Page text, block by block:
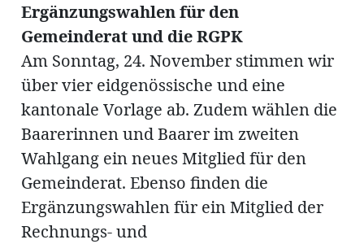
E-
Paper
Amtliche
Mitteilungen
Baustellen
Ergänzungswahlen für den
Gemeinderat und die RGPK
Am Sonntag, 24. November stimmen wir
über vier eidgenössische und eine
kantonale Vorlage ab. Zudem wählen die
Baarerinnen und Baarer im zweiten
Wahlgang ein neues Mitglied für den
Gemeinderat. Ebenso finden die
Ergänzungswahlen für ein Mitglied der
Rechnungs- und